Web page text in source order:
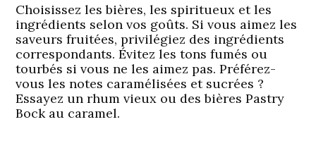
Choisissez les bières, les spiritueux et les
ingrédients selon vos goûts. Si vous aimez les
saveurs fruitées, privilégiez des ingrédients
correspondants. Évitez les tons fumés ou
tourbés si vous ne les aimez pas. Préférez-
vous les notes caramélisées et sucrées ?
Essayez un rhum vieux ou des bières Pastry
Bock au caramel.